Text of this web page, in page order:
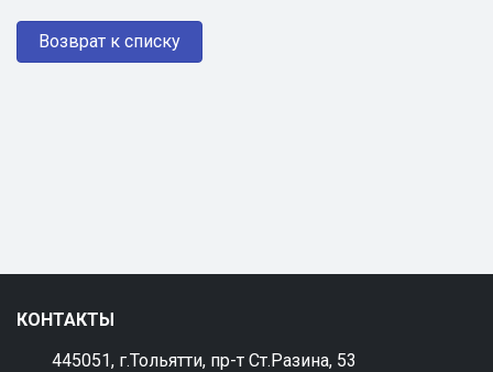
Возврат к списку
КОНТАКТЫ
445051, г.Тольятти, пр-т Ст.Разина, 53